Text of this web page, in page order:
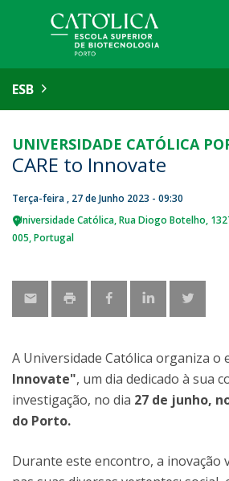
ESB
UNIVERSIDADE CATÓLICA
CARE to Innovate
Terça-feira , 27 de Junho 2023 - 09:30
Universidade Católica Rua Diogo Botelho,
005 Portugal
A Universidade Católica organiza o
Innovate", um dia dedicado à sua
investigação, no dia 27 de junho,
do Porto.
Durante este encontro, a inovação